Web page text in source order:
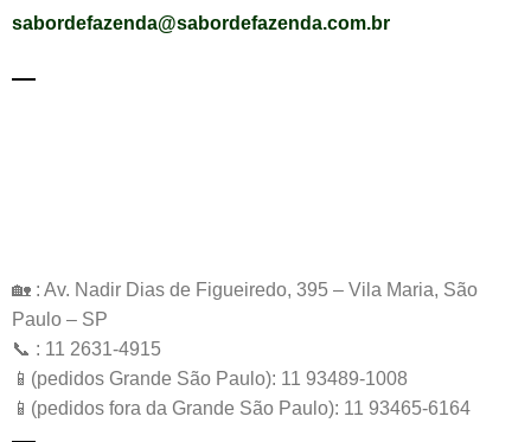
sabordefazenda@sabordefazenda.com.br
🏡 : Av. Nadir Dias de Figueiredo, 395 – Vila Maria, São
Paulo – SP
📞 : 11 2631-4915
📱(pedidos Grande São Paulo): 11 93489-1008
📱(pedidos fora da Grande São Paulo): 11 93465-6164